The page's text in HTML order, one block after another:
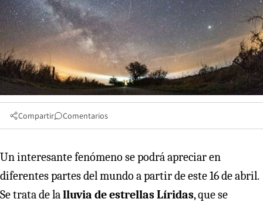
Compartir Comentarios
Un interesante fenómeno se podrá apreciar en
diferentes partes del mundo a partir de este 16 de abril.
Se trata de lalluvia de estrellas Líridas, que se